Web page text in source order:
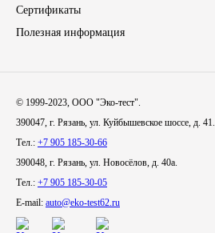
Спецтехника
УАЗ
УРАЛ
Фильтры
Сертификаты
Полезная информация
© 1999-2023, ООО "Эко-тест".
390047, г. Рязань, ул. Куйбышевское шоссе, д. 41.
Тел.: +7 905 185-30-66
390048, г. Рязань, ул. Новосёлов, д. 40а.
Тел.: +7 905 185-30-05
E-mail: auto@eko-test62.ru